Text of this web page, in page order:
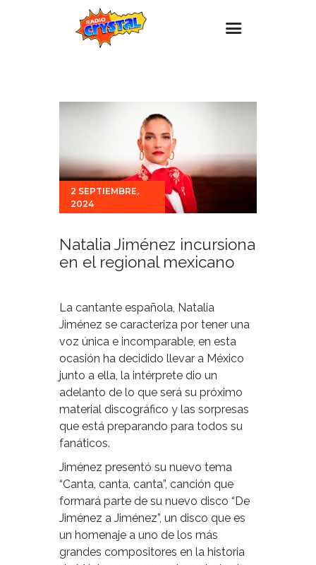
Promociones
Noticias
Para ti
2 SEPTIEMBRE,
2024
Natalia Jiménez incursiona
en el regional mexicano
La cantante española, Natalia
Jiménez se caracteriza por tener una
voz única e incomparable, en esta
ocasión ha decidido llevar a México
junto a ella, la intérprete dio un
adelanto de lo que será su próximo
material discográfico y las sorpresas
que está preparando para todos su
fanáticos.
Jiménez presentó su nuevo tema
“Canta, canta, canta”, canción que
formará parte de su nuevo disco “De
Jiménez a Jiménez”, un disco que es
un homenaje a uno de los más
grandes compositores en la historia